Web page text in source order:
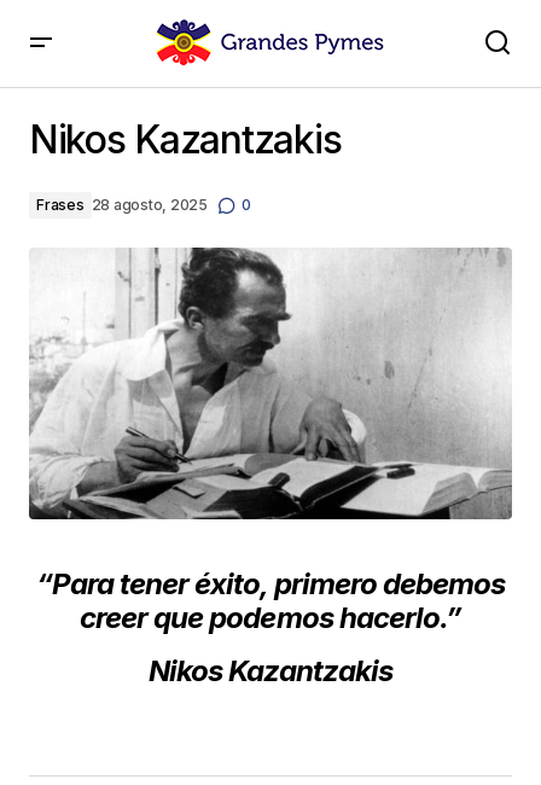
Nikos Kazantzakis
Frases 28 agosto, 2025 0
“Para tener éxito, primero debemos
creer que podemos hacerlo.”
Nikos Kazantzakis